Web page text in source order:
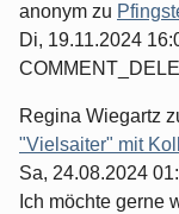
anonym zu
Di, 19.11.2024
Regina Wiegartz
"Vielsaiter" mit
Sa, 24.08.2024
Ich möchte gerne